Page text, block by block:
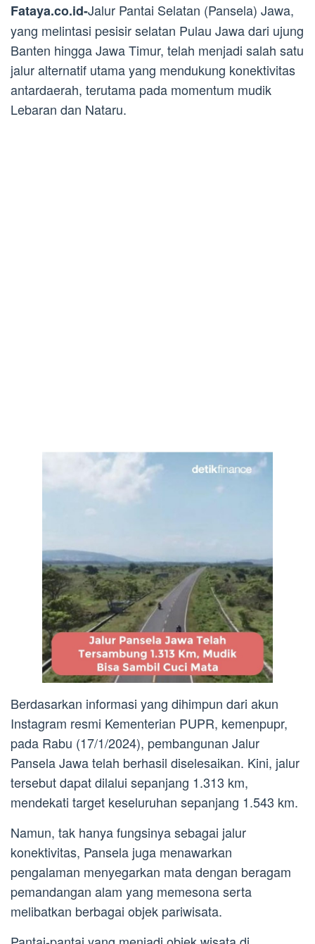
Fataya.co.id-Jalur Pantai Selatan (Pansela) Jawa,
yang melintasi pesisir selatan Pulau Jawa dari ujung
Banten hingga Jawa Timur, telah menjadi salah satu
jalur alternatif utama yang mendukung konektivitas
antardaerah, terutama pada momentum mudik
Lebaran dan Nataru.
Berdasarkan informasi yang dihimpun dari akun
Instagram resmi Kementerian PUPR, kemenpupr,
pada Rabu (17/1/2024), pembangunan Jalur
Pansela Jawa telah berhasil diselesaikan. Kini, jalur
tersebut dapat dilalui sepanjang 1.313 km,
mendekati target keseluruhan sepanjang 1.543 km.
Namun, tak hanya fungsinya sebagai jalur
konektivitas, Pansela juga menawarkan
pengalaman menyegarkan mata dengan beragam
pemandangan alam yang memesona serta
melibatkan berbagai objek pariwisata.